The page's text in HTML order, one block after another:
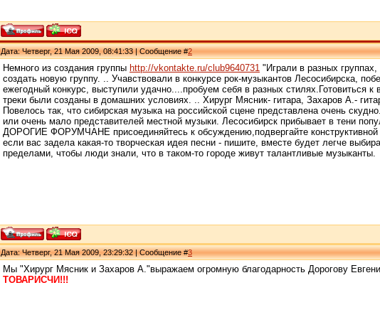
Дата: Четверг, 21 Мая 2009, 08:41:33 | Сообщение #2
Немного из создания группы http://vkontakte.ru/club9640731 "Играли в разных
создать новую группу. .. Учавствовали в конкурсе рок-музыкантов Лесосибирска,
ежегодный конкурс, выступили удачно....пробуем себя в разных стилях.Готовиться
треки были созданы в домашних условиях. .. Хирург Мясник- гитара, Захаров А.-
Повелось так, что сибирская музыка на российской сцене представлена очень
или очень мало представителей местной музыки. Лесосибирск прибывает в тени
ДОРОГИЕ ФОРУМЧАНЕ присоединяйтесь к обсуждению,подвергайте конструктивной
если вас задела какая-то творческая идея песни - пишите, вместе будет легче
пределами, чтобы люди знали, что в таком-то городе живут талантливые музыканты.
Дата: Четверг, 21 Мая 2009, 23:29:32 | Сообщение #3
Мы "Хирург Мясник и Захаров А."выражаем огромную благодарность Дорогову
ТОВАРИСЧИ!!!